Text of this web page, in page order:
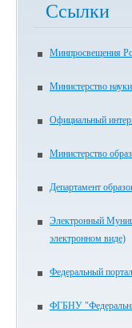
Ссылки
Минпросвещения
Министерство
Официальный
Министерство
Департамент
Электронный
электронном виде)
Федеральный
ФГБНУ